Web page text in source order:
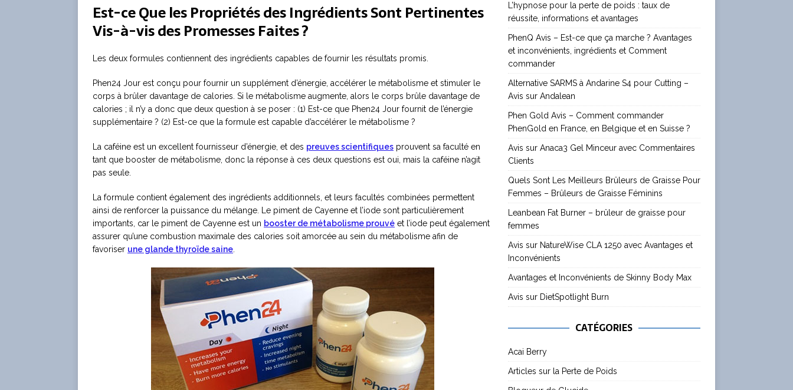
Est-ce Que les Propriétés des Ingrédients Sont Pertinentes
Vis-à-vis des Promesses Faites ?
Les deux formules contiennent des ingrédients capables de fournir les résultats promis.
Phen24 Jour est conçu pour fournir un supplément d’énergie, accélérer le métabolisme et stimuler le
corps à brûler davantage de calories. Si le métabolisme augmente, alors le corps brûle davantage de
calories ; il n’y a donc que deux question à se poser : (1) Est-ce que Phen24 Jour fournit de l’énergie
supplémentaire ? (2) Est-ce que la formule est capable d’accélérer le métabolisme ?
La caféine est un excellent fournisseur d’énergie, et des preuves scientifiques prouvent sa faculté en
tant que booster de métabolisme, donc la réponse à ces deux questions est oui, mais la caféine n’agit
pas seule.
La formule contient également des ingrédients additionnels, et leurs facultés combinées permettent
ainsi de renforcer la puissance du mélange. Le piment de Cayenne et l’iode sont particulièrement
importants, car le piment de Cayenne est un booster de métabolisme prouvé et l’iode peut également
assurer qu’une combustion maximale des calories soit amorcée au sein du métabolisme afin de
favoriser une glande thyroïde saine
L’hypnose pour la perte de poids : taux de
réussite, informations et avantages
PhenQ Avis – Est-ce que ça marche ? Avantages
et inconvénients, ingrédients et Comment
commander
Alternative SARMS à Andarine S4 pour Cutting –
Avis sur Andalean
Phen Gold Avis – Comment commander
PhenGold en France, en Belgique et en Suisse ?
Avis sur Anaca3 Gel Minceur avec Commentaires
Clients
Quels Sont Les Meilleurs Brûleurs de Graisse Pour
Femmes – Brûleurs de Graisse Féminins
Leanbean Fat Burner – brûleur de graisse pour
femmes
Avis sur NatureWise CLA 1250 avec Avantages et
Inconvénients
Avantages et Inconvénients de Skinny Body Max
Avis sur DietSpotlight Burn
CATÉGORIES
Acai Berry
Articles sur la Perte de Poids